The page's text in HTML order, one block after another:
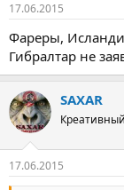
17.06.2015
Фареры,
Гибралтар не
SAXAR
17.06.2015